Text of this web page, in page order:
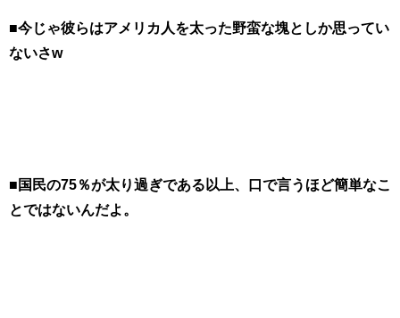
■今じゃ彼らはアメリカ人を太った野蛮な塊としか思ってい
ないさw
■国民の75％が太り過ぎである以上、口で言うほど簡単なこ
とではないんだよ。